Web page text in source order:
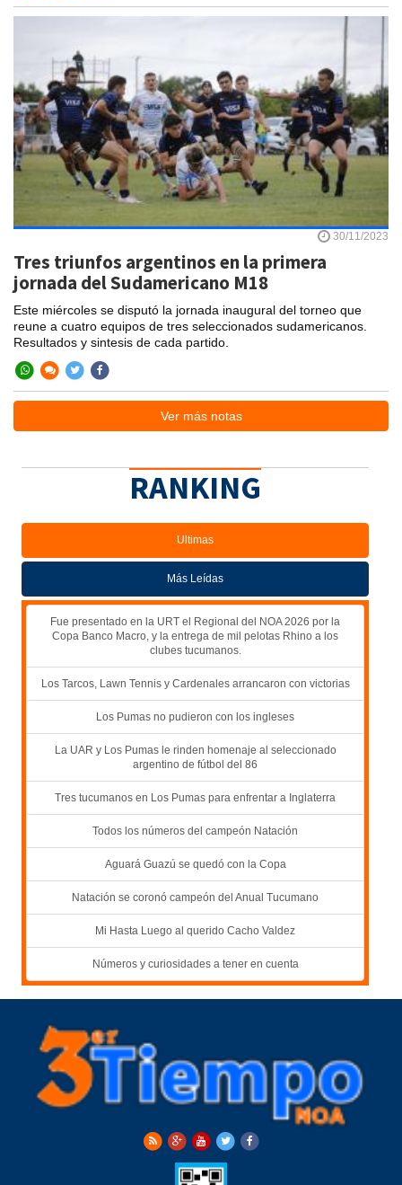
30/11/2023
Tres triunfos argentinos en la primera
jornada del Sudamericano M18
Este miércoles se disputó la jornada inaugural del torneo que
reune a cuatro equipos de tres seleccionados sudamericanos.
Resultados y sintesis de cada partido.
Ver más notas
RANKING
Ultimas
Más Leídas
Fue presentado en la URT el Regional del NOA 2026 por la
Copa Banco Macro, y la entrega de mil pelotas Rhino a los
clubes tucumanos.
Los Tarcos, Lawn Tennis y Cardenales arrancaron con victorias
Los Pumas no pudieron con los ingleses
La UAR y Los Pumas le rinden homenaje al seleccionado
argentino de fútbol del 86
Tres tucumanos en Los Pumas para enfrentar a Inglaterra
Todos los números del campeón Natación
Aguará Guazú se quedó con la Copa
Natación se coronó campeón del Anual Tucumano
Mi Hasta Luego al querido Cacho Valdez
Números y curiosidades a tener en cuenta